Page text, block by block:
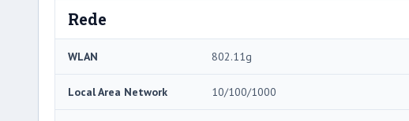
Rede
WLAN 802.11g
Local Area Network 10/100/1000